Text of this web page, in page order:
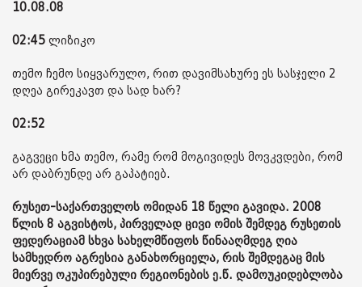
10.08.08
02:45 ლიზიკო
თემო ჩემო სიყვარულო, რით დავიმსახურე ეს სასჯელი 2
დღეა გირეკავთ და სად ხარ?
02:52
გაგვეცი ხმა თემო, რამე რომ მოგივიდეს მოვკვდები, რომ
არ დაბრუნდე არ გაპატიებ.
რუსეთ-საქართველოს ომიდან 18 წელი გავიდა. 2008
წლის 8 აგვისტოს, პირველად ცივი ომის შემდეგ რუსეთის
ფედერაციამ სხვა სახელმწიფოს წინააღმდეგ ღია
სამხედრო აგრესია განახორციელა, რის შემდეგაც მის
მიერვე ოკუპირებული რეგიონების ე.წ. დამოუკიდებლობა